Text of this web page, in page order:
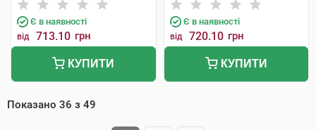
Є в наявності
від 713.10 грн
КУПИТИ
Є в наявності
від 720.10 грн
КУПИТИ
Показано 36 з 49